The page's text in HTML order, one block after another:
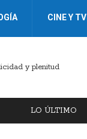
CINE Y TV
y plenitud
LO ÚLTIMO